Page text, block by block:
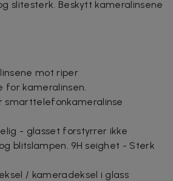
slitesterk. Beskytt kameralinsene
mot riper
for kameralinsen.
smarttelefonkameralinse
- glasset forstyrrer ikke
blitslampen. 9H seighet - Sterk
/ kameradeksel i glass